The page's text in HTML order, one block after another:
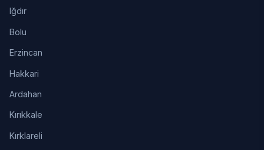
Iğdır
Bolu
Erzincan
Hakkari
Ardahan
Kırıkkale
Kırklareli